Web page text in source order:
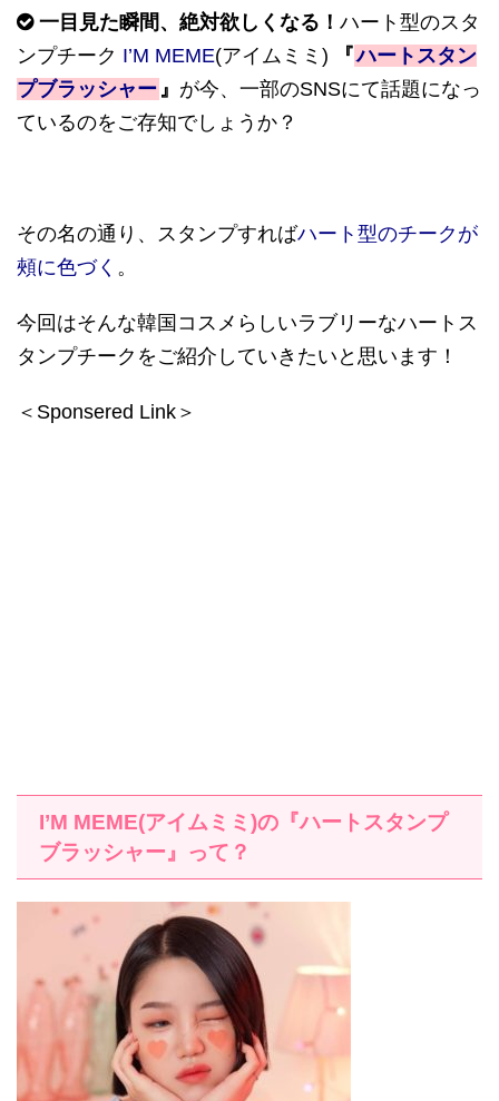
一目見た瞬間、絶対欲しくなる！ ハート型のスタ
ンプチーク I’M MEME(アイムミミ) 『ハートスタン
プブラッシャー 』 が今、一部のSNSにて話題になっ
ているのをご存知でしょうか？
その名の通り、スタンプすればハート型のチークが
頰に色づく 。
今回はそんな韓国コスメらしいラブリーなハートス
タンプチークをご紹介していきたいと思います！
＜Sponsered Link＞
I’M MEME(アイムミミ)の『ハートスタンプ
ブラッシャー』って？